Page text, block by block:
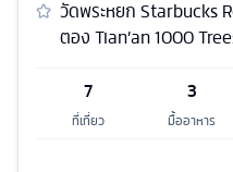
วัดพระหยก Starbucks
ตอง Tian’an 1000
7
ที่เที่ยว
3
มื้ออาหาร